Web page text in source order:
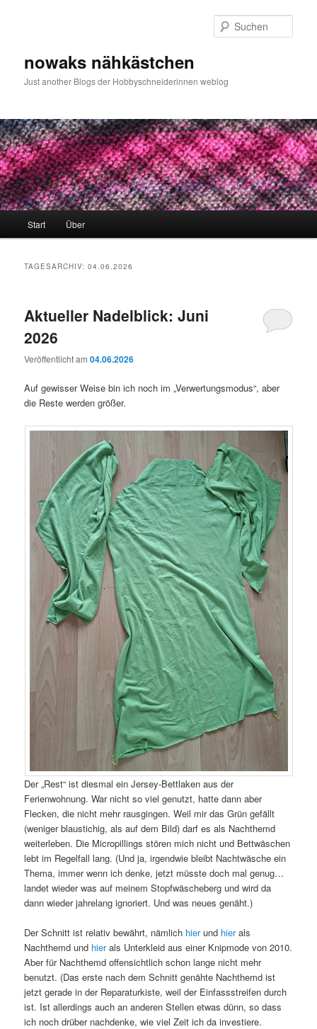
nowaks nähkästchen
Just another Blogs der Hobbyschneiderinnen weblog
Start Über
TAGESARCHIV:04.06.2026
Aktueller Nadelblick: Juni
2026
Veröffentlicht am04.06.2026
Auf gewisser Weise bin ich noch im „Verwertungsmodus“, aber
die Reste werden größer.
Der „Rest“ ist diesmal ein Jersey-Bettlaken aus der
Ferienwohnung. War nicht so viel genutzt, hatte dann aber
Flecken, die nicht mehr rausgingen. Weil mir das Grün gefällt
(weniger blaustichig, als auf dem Bild) darf es als Nachthemd
weiterleben. Die Micropillings stören mich nicht und Bettwäschen
lebt im Regelfall lang. (Und ja, irgendwie bleibt Nachtwäsche ein
Thema, immer wenn ich denke, jetzt müsste doch mal genug…
landet wieder was auf meinem Stopfwäscheberg und wird da
dann wieder jahrelang ignoriert. Und was neues genäht.)
Der Schnitt ist relativ bewährt, nämlich hierund hierals
Nachthemd und hierals Unterkleid aus einer Knipmode von 2010.
Aber für Nachthemd offensichtlich schon lange nicht mehr
benutzt. (Das erste nach dem Schnitt genähte Nachthemd ist
jetzt gerade in der Reparaturkiste, weil der Einfassstreifen durch
ist. Ist allerdings auch an anderen Stellen etwas dünn, so dass
ich noch drüber nachdenke, wie viel Zeit ich da investiere.